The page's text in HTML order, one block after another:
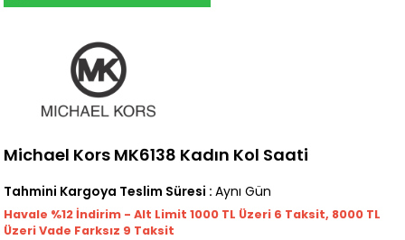
Michael Kors MK6138 Kadın Kol Saati
Tahmini Kargoya Teslim Süresi : Aynı Gün
Havale %12 İndirim - Alt Limit 1000 TL Üzeri 6 Taksit, 8000 TL
Üzeri Vade Farksız 9 Taksit